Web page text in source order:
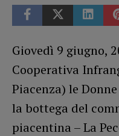
Giovedì 9 giugno,
Cooperativa
Piacenza) le
la bottega del
piacentina – La